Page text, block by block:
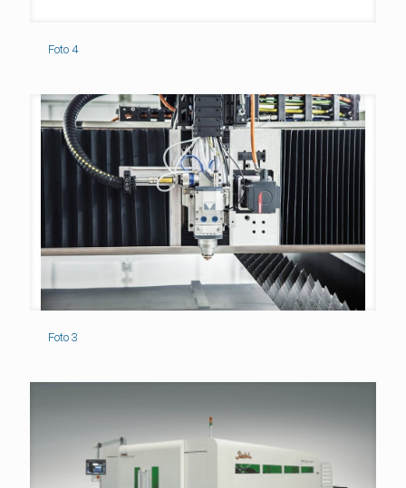
Foto 4
Foto 3